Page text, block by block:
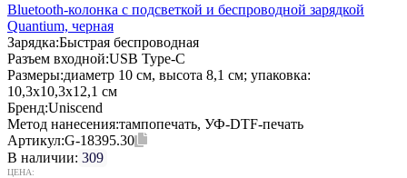
Bluetooth-колонка с подсветкой и беспроводной зарядкой
Quantium, черная
Зарядка:Быстрая беспроводная
Разъем входной:USB Type-C
Размеры:диаметр 10 см, высота 8,1 см; упаковка:
10,3x10,3x12,1 см
Бренд:Uniscend
Метод нанесения:тампопечать, УФ-DTF-печать
Артикул:G-18395.30
В наличии: 309
ЦЕНА: